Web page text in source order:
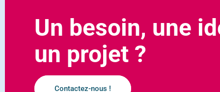
Un besoin, une
un projet ?
Contactez-nous !